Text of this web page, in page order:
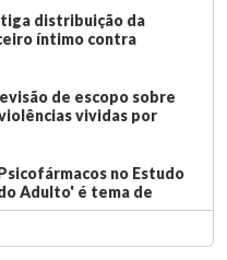
distribuição da
íntimo contra
de escopo sobre
vividas por
no Estudo
Adulto' é tema de
adequação da